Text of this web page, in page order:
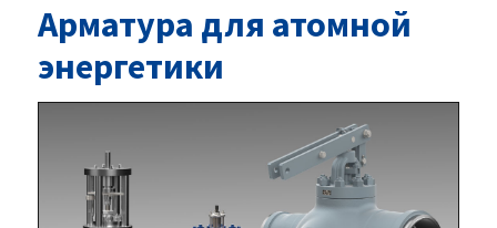
Арматура для атомной
энергетики